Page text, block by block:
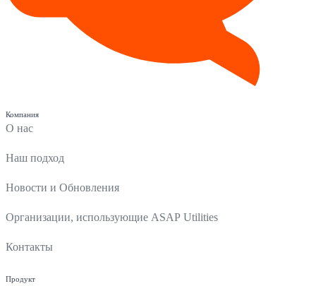
Компания
О нас
Наш подход
Новости и Обновления
Организации, использующие ASAP Utilities
Контакты
Продукт